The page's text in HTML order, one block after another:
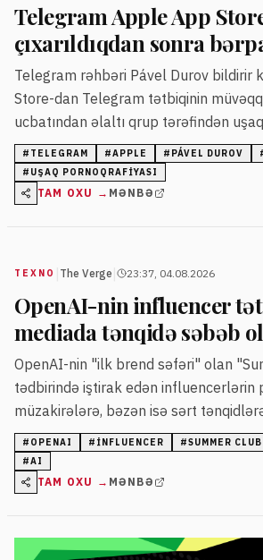
Telegram Apple App
çıxarıldıqdan sonra
Telegram rəhbəri Pável Durov bildirir
Store-dan Telegram tətbiqinin
ucbatından əlaltı qrup tərəfindən
yerləşdirilib. Durov bu hadisəni digər
potensial təhlükə adlandırır.
# TELEGRAM #APPLE # PÁVEL DUROV
# UŞAQ PORNOQRAFIYASI
TAM OXU → MƏNBƏ
TEXNO The Verge 23:37, 04.08.2026
OpenAI-nin influencer
mediada tənqidə səbəb
OpenAI-nin "ilk brend səfəri" olan
tədbirində iştirak edən influencerlərin
müzakirələrə, bəzən isə sərt
mediada həm ekoloji narahatlıqlar,
sənayesinin nüfuzuna dair suallar irəli
# OPENAI # INFLUENCER #SUMMER CLUB
#AI
TAM OXU → MƏNBƏ